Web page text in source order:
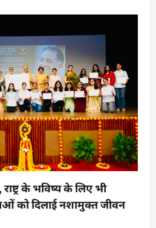
के भविष्य के लिए भी
को दिलाई नशामुक्त जीवन